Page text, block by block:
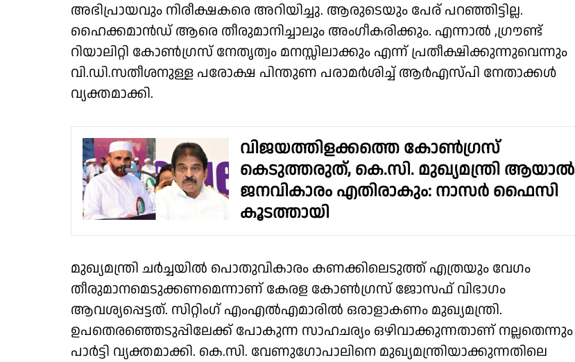
അഭിപ്രായവും നിരീക്ഷകരെ അറിയിച്ചു. ആരുടെയും പേര് പറഞ്ഞിട്ടില്ല.
ഹൈക്കമാൻഡ് ആരെ തീരുമാനിച്ചാലും അംഗീകരിക്കും. എന്നാൽ ,ഗ്രൗണ്ട്
റിയാലിറ്റി കോൺഗ്രസ് നേതൃത്വം മനസ്സിലാക്കും എന്ന് പ്രതീക്ഷിക്കുന്നുവെന്നും
വി.ഡി.സതീശനുള്ള പരോക്ഷ പിന്തുണ പരാമർശിച്ച് ആർഎസ്പി നേതാക്കൾ
വ്യക്തമാക്കി.
വിജയത്തിളക്കത്തെ കോൺഗ്രസ്
കെടുത്തരുത്, കെ.സി. മുഖ്യമന്ത്രി ആയാൽ
ജനവികാരം എതിരാകും: നാസർ ഫൈസി
കൂടത്തായി
മുഖ്യമന്ത്രി ചർച്ചയിൽ പൊതുവികാരം കണക്കിലെടുത്ത് എത്രയും വേഗം
തീരുമാനമെടുക്കണമെന്നാണ് കേരള കോൺഗ്രസ് ജോസഫ് വിഭാഗം
ആവശ്യപ്പെട്ടത്. സിറ്റിംഗ് എംഎൽഎമാരിൽ ഒരാളാകണം മുഖ്യമന്ത്രി.
ഉപതെരഞ്ഞെടുപ്പിലേക്ക് പോകുന്ന സാഹചര്യം ഒഴിവാക്കുന്നതാണ് നല്ലതെന്നും
പാർട്ടി വ്യക്തമാക്കി. കെ.സി. വേണുഗോപാലിനെ മുഖ്യമന്ത്രിയാക്കുന്നതിലെ